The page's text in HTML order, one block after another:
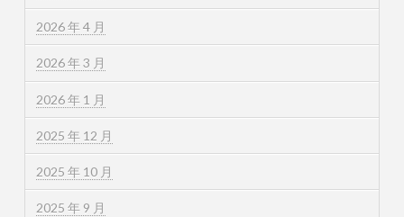
2026 年 4 月
2026 年 3 月
2026 年 1 月
2025 年 12 月
2025 年 10 月
2025 年 9 月